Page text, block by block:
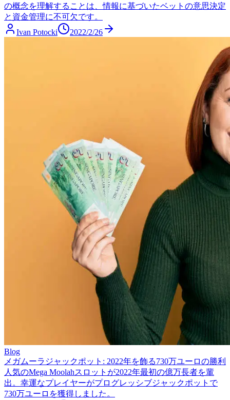
の概念を理解することは、情報に基づいたベットの意思決定
と資金管理に不可欠です。
Ivan Potocki
2022/2/26
Blog
メガムーラジャックポット: 2022年を飾る730万ユーロの勝利
人気のMega Moolahスロットが2022年最初の億万長者を輩
出。幸運なプレイヤーがプログレッシブジャックポットで
730万ユーロを獲得しました。